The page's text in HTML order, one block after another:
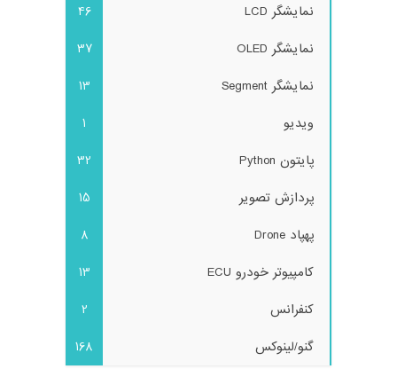
نمایشگر LCD
46
نمایشگر OLED
37
نمایشگر Segment
13
ویدیو
1
پایتون Python
32
پردازش تصویر
15
پهپاد Drone
8
کامپیوتر خودرو ECU
13
کنفرانس
2
گنو/لینوکس
168